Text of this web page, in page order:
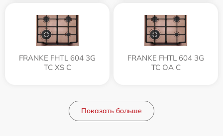
FRANKE FHTL 604 3G
TC XS C
FRANKE FHTL 604 3G
TC OA C
Показать больше